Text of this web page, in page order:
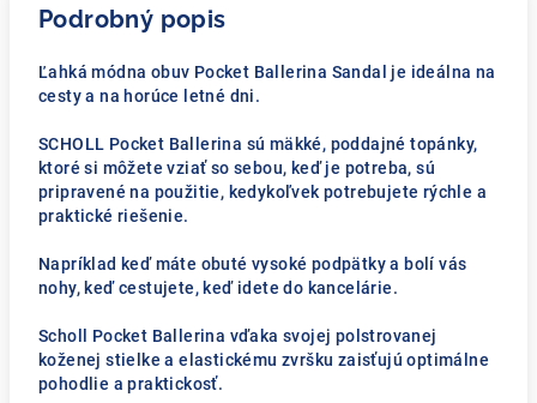
Podrobný popis
Ľahká módna obuv Pocket Ballerina Sandal je ideálna na
cesty a na horúce letné dni.
SCHOLL Pocket Ballerina sú mäkké, poddajné topánky,
ktoré si môžete vziať so sebou, keď je potreba, sú
pripravené na použitie, kedykoľvek potrebujete rýchle a
praktické riešenie.
Napríklad keď máte obuté vysoké podpätky a bolí vás
nohy, keď cestujete, keď idete do kancelárie.
Scholl Pocket Ballerina vďaka svojej polstrovanej
koženej stielke a elastickému zvršku zaisťujú optimálne
pohodlie a praktickosť.